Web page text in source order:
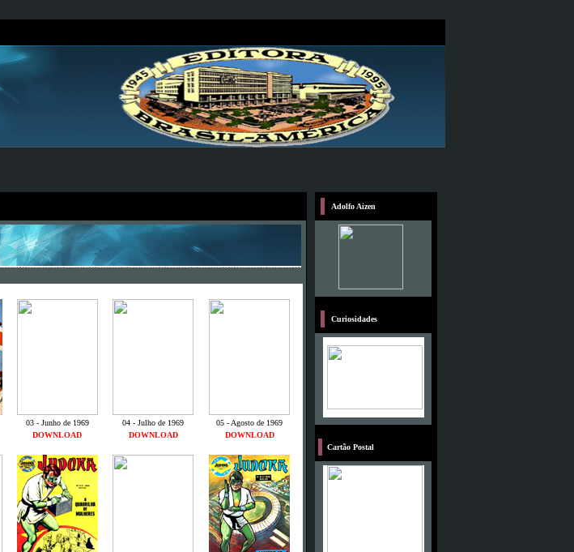
03 - Junho de 1969 04 - Julho de 1969
05 - Agosto de 1969
DOWNLOAD DOWNLOAD DOWNLOAD
Adolfo Aizen
Curiosidades
Cartão Postal